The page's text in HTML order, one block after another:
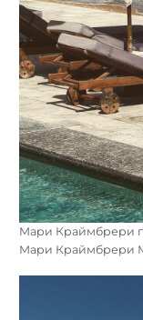
Мари Краймбрери
Мари Краймбрери